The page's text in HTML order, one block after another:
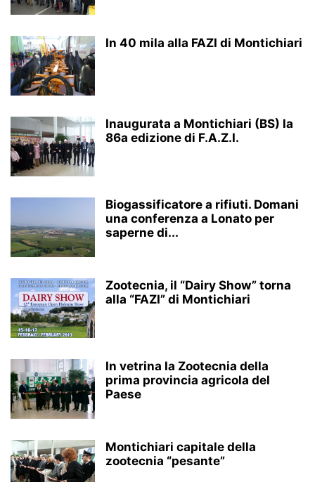
In 40 mila alla FAZI di Montichiari
Inaugurata a Montichiari (BS) la
86a edizione di F.A.Z.I.
Biogassificatore a rifiuti. Domani
una conferenza a Lonato per
saperne di...
Zootecnia, il “Dairy Show” torna
alla “FAZI” di Montichiari
In vetrina la Zootecnia della
prima provincia agricola del
Paese
Montichiari capitale della
zootecnia “pesante”